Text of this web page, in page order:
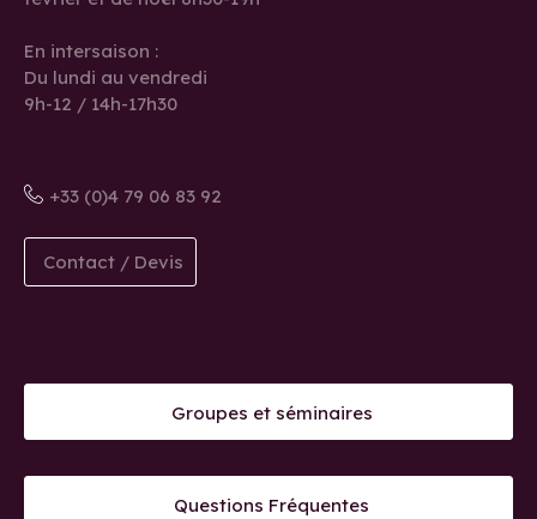
En intersaison :
Du lundi au vendredi
9h-12 / 14h-17h30
+33 (0)4 79 06 83 92
Contact / Devis
Groupes et séminaires
Questions Fréquentes